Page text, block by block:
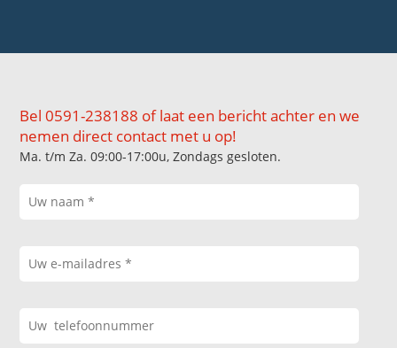
Bel 0591-238188 of laat een bericht achter en we
nemen direct contact met u op!
Ma. t/m Za. 09:00-17:00u, Zondags gesloten.